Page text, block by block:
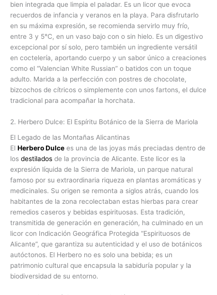
bien integrada que limpia el paladar. Es un licor que evoca
recuerdos de infancia y veranos en la playa. Para disfrutarlo
en su máxima expresión, se recomienda servirlo muy frío,
entre 3 y 5°C, en un vaso bajo con o sin hielo. Es un digestivo
excepcional por sí solo, pero también un ingrediente versátil
en coctelería, aportando cuerpo y un sabor único a creaciones
como el “Valencian White Russian” o batidos con un toque
adulto. Marida a la perfección con postres de chocolate,
bizcochos de cítricos o simplemente con unos fartons, el dulce
tradicional para acompañar la horchata.
2. Herbero Dulce: El Espíritu Botánico de la Sierra de Mariola
El Legado de las Montañas Alicantinas
ElHerbero Dulce es una de las joyas más preciadas dentro de
losdestilados de la provincia de Alicante. Este licor es la
expresión líquida de la Sierra de Mariola, un parque natural
famoso por su extraordinaria riqueza en plantas aromáticas y
medicinales. Su origen se remonta a siglos atrás, cuando los
habitantes de la zona recolectaban estas hierbas para crear
remedios caseros y bebidas espirituosas. Esta tradición,
transmitida de generación en generación, ha culminado en un
licor con Indicación Geográfica Protegida “Espirituosos de
Alicante”, que garantiza su autenticidad y el uso de botánicos
autóctonos. El Herbero no es solo una bebida; es un
patrimonio cultural que encapsula la sabiduría popular y la
biodiversidad de su entorno.